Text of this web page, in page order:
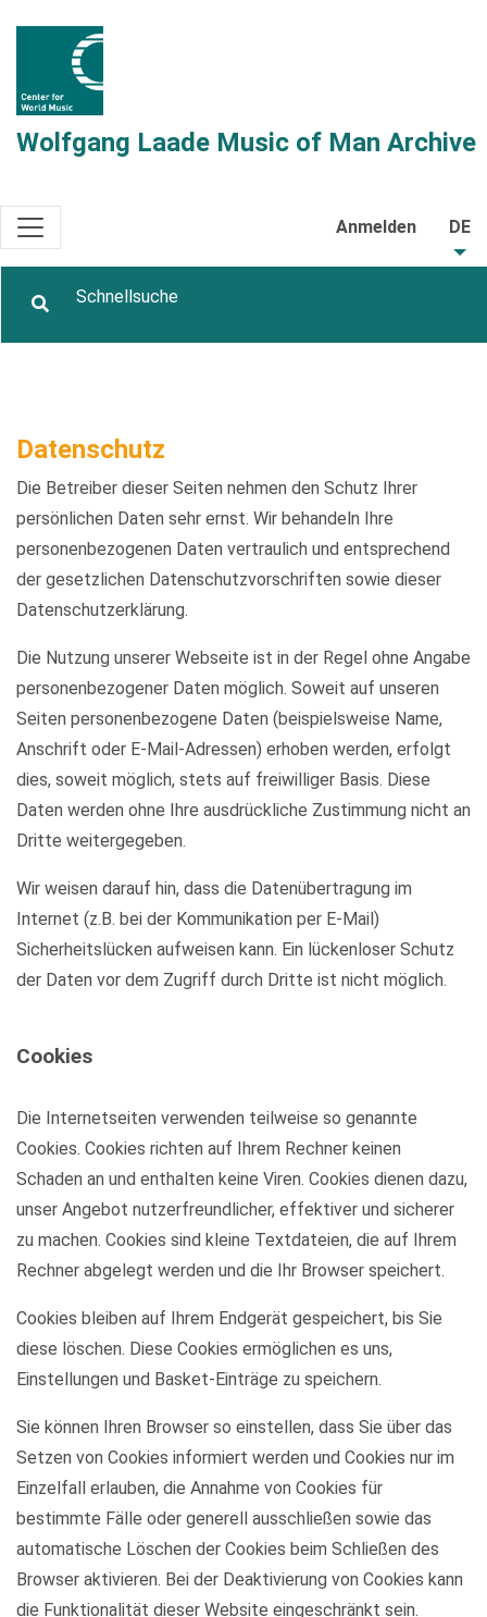
Wolfgang Laade Music of Man Archive
Anmelden DE
Datenschutz
Die Betreiber dieser Seiten nehmen den Schutz Ihrer
persönlichen Daten sehr ernst. Wir behandeln Ihre
personenbezogenen Daten vertraulich und entsprechend
der gesetzlichen Datenschutzvorschriften sowie dieser
Datenschutzerklärung.
Die Nutzung unserer Webseite ist in der Regel ohne Angabe
personenbezogener Daten möglich. Soweit auf unseren
Seiten personenbezogene Daten (beispielsweise Name,
Anschrift oder E-Mail-Adressen) erhoben werden, erfolgt
dies, soweit möglich, stets auf freiwilliger Basis. Diese
Daten werden ohne Ihre ausdrückliche Zustimmung nicht an
Dritte weitergegeben.
Wir weisen darauf hin, dass die Datenübertragung im
Internet (z.B. bei der Kommunikation per E-Mail)
Sicherheitslücken aufweisen kann. Ein lückenloser Schutz
der Daten vor dem Zugriff durch Dritte ist nicht möglich.
Cookies
Die Internetseiten verwenden teilweise so genannte
Cookies. Cookies richten auf Ihrem Rechner keinen
Schaden an und enthalten keine Viren. Cookies dienen dazu,
unser Angebot nutzerfreundlicher, effektiver und sicherer
zu machen. Cookies sind kleine Textdateien, die auf Ihrem
Rechner abgelegt werden und die Ihr Browser speichert.
Cookies bleiben auf Ihrem Endgerät gespeichert, bis Sie
diese löschen. Diese Cookies ermöglichen es uns,
Einstellungen und Basket-Einträge zu speichern.
Sie können Ihren Browser so einstellen, dass Sie über das
Setzen von Cookies informiert werden und Cookies nur im
Einzelfall erlauben, die Annahme von Cookies für
bestimmte Fälle oder generell ausschließen sowie das
automatische Löschen der Cookies beim Schließen des
Browser aktivieren. Bei der Deaktivierung von Cookies kann
die Funktionalität dieser Website eingeschränkt sein.